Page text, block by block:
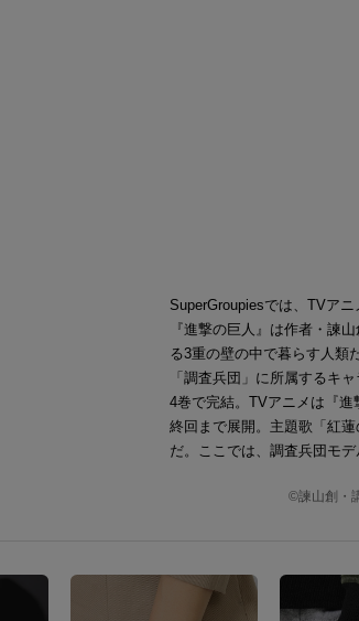
SuperGroupiesでは、TVア
『進撃の巨人』は作者・諫
る3重の壁の中で暮らす人類
「調査兵団」に所属するキ
4巻で完結。TVアニメは『
終回まで展開。主題歌「紅
だ。ここでは、調査兵団モデ
©諫山創・